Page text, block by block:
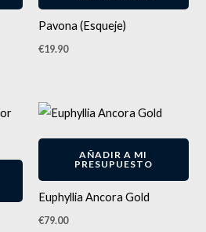
Pavona (Esqueje)
€19.90
AÑADIR A MI
PRESUPUESTO
Euphyllia Ancora Gold
€79.00